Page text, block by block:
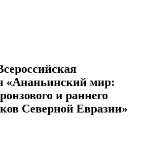
«Ананьинский мир:
и раннего
Северной Евразии»